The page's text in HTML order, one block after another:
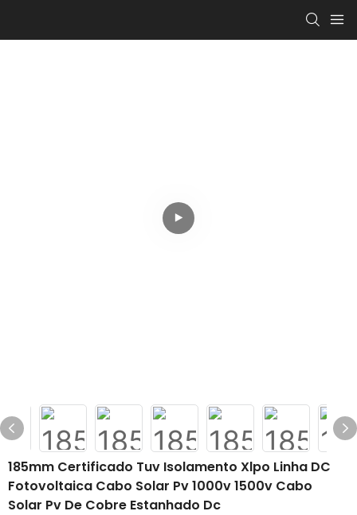
185mm Certificado Tuv Isolamento Xlpo Linha DC
Fotovoltaica Cabo Solar Pv 1000v 1500v Cabo
Solar Pv De Cobre Estanhado Dc